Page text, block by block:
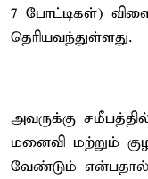
7 போட்டிகள்)
தெரியவந்துள்ளது.
அவருக்கு
மனைவி மற்றும்
வேண்டும்